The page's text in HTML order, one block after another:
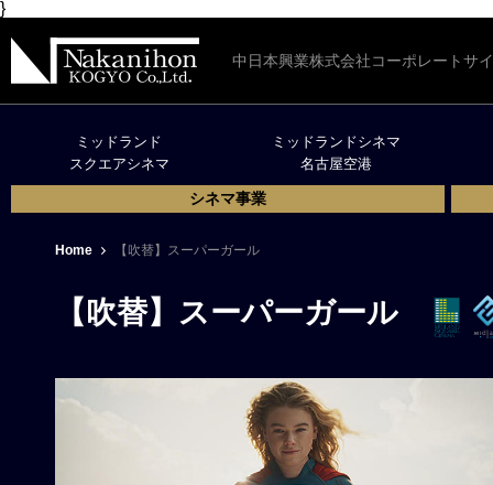
}
中日本興業株式会社コーポレートサ
ミッドランド
スクエアシネマ
ミッドランドシネマ
名古屋空港
シネマ事業
Home 【吹替】スーパーガール
【吹替】スーパーガール